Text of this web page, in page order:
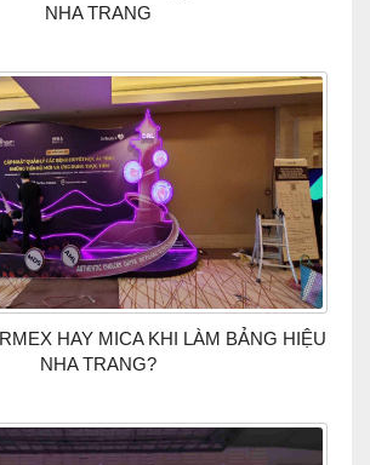
NHA TRANG
HAY MICA KHI LÀM BẢNG HIỆU
NHA TRANG?